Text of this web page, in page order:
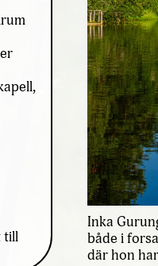
till
Inka
både i
där hon